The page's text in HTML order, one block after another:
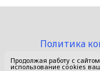
Политика
Продолжая работу с сайтом
использование cookies